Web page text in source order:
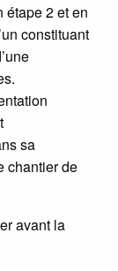
étape 2 et en
constituant
sa
chantier de
avant la